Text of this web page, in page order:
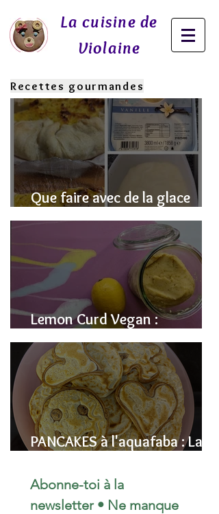
La cuisine de
Violaine
Recettes gourmandes
Que faire avec de la glace
fondue? J'ai la SOLUTION!
Lemon Curd Vegan :
L'alternative saine aux pois
chiches
PANCAKES à l'aquafaba : La
Moelleuse (Sans Œufs)
Abonne-toi à la
newsletter • Ne manque